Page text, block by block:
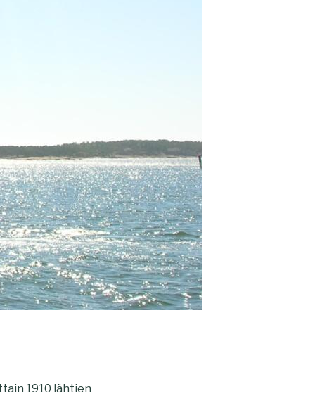
1910 lähtien